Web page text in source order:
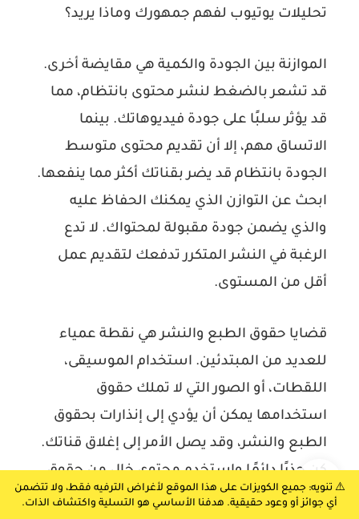
تحليلات يوتيوب لفهم جمهورك وماذا يريد؟
الموازنة بين الجودة والكمية هي مقايضة أخرى.
قد تشعر بالضغط لنشر محتوى بانتظام، مما
قد يؤثر سلبًا على جودة فيديوهاتك. بينما
الاتساق مهم، إلا أن تقديم محتوى متوسط
الجودة بانتظام قد يضر بقناتك أكثر مما ينفعها.
ابحث عن التوازن الذي يمكنك الحفاظ عليه
والذي يضمن جودة مقبولة لمحتواك. لا تدع
الرغبة في النشر المتكرر تدفعك لتقديم عمل
أقل من المستوى.
قضايا حقوق الطبع والنشر هي نقطة عمياء
للعديد من المبتدئين. استخدام الموسيقى،
اللقطات، أو الصور التي لا تملك حقوق
استخدامها يمكن أن يؤدي إلى إنذارات بحقوق
الطبع والنشر، وقد يصل الأمر إلى إغلاق قناتك.
كن حذرًا دائمًا واستخدم محتوى خالٍ من حقوق
الملكية أو قم بترخيص ما تحتاجه بشكل صحيح.
⚠️ تنويه: جميع الكويزات على هذا الموقع لأغراض الترفيه فقط، ولا تتضمن
أي جوائز أو وعود حقيقية. هدفنا الأساسي هو التسلية واكتشاف الذات.